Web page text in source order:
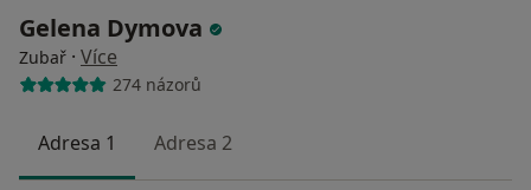
Gelena Dymova
Zubař · Více
274 názorů
Adresa 1 Adresa 2